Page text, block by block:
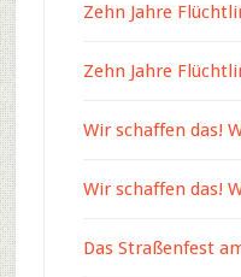
Zehn Jahre
Zehn Jahre
Wir schaffen das!
Wir schaffen das!
Das Straßenfest